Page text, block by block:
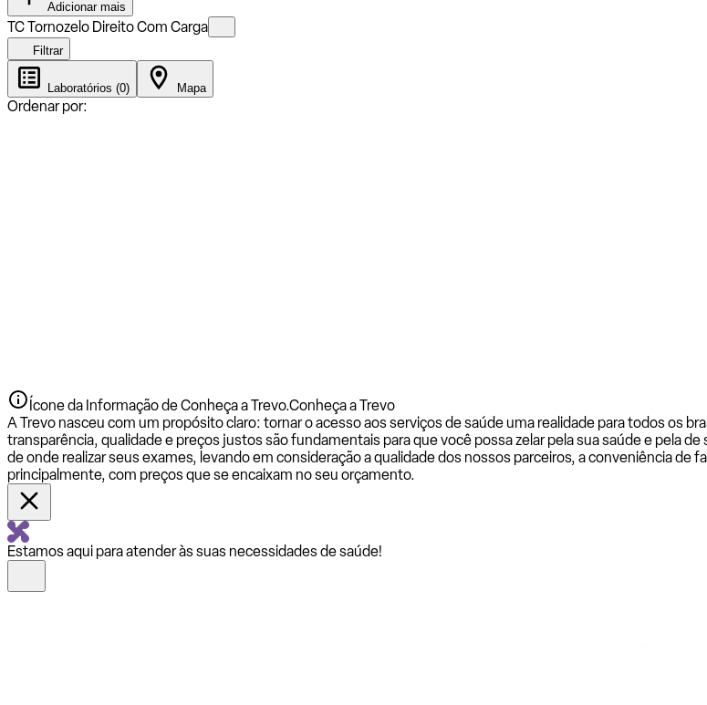
Adicionar mais
TC Tornozelo Direito Com Carga
Filtrar
Laboratórios (0) Mapa
Ordenar por:
Ícone da Informação de Conheça a Trevo.Conheça a Trevo
A Trevo nasceu com um propósito claro: tornar o acesso aos serviços de saúde uma realidade para todos os
transparência, qualidade e preços justos são fundamentais para que você possa zelar pela sua saúde e pela
de onde realizar seus exames, levando em consideração a qualidade dos nossos parceiros, a conveniência
principalmente, com preços que se encaixam no seu orçamento.
Estamos aqui para atender às suas necessidades de saúde!